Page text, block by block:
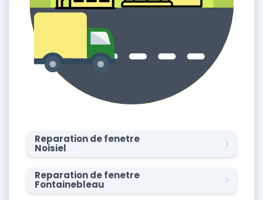
Reparation de fenetre
Noisiel
Reparation de fenetre
Fontainebleau